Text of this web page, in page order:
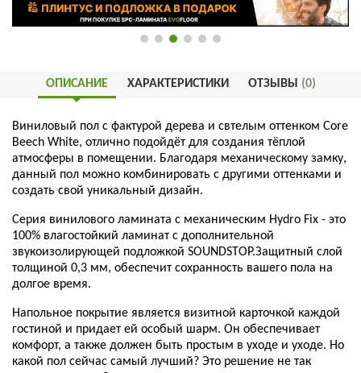
ОПИСАНИЕ ХАРАКТЕРИСТИКИ ОТЗЫВЫ (0)
Виниловый пол c фактурой дерева и свтелым оттенком Core
Beech White, отлично подойдёт для создания тёплой
атмосферы в помещении. Благодаря механическому замку,
данный пол можно комбинировать с другими оттенками и
создать свой уникальный дизайн.
Серия винилового ламината с механическим Hydro Fix - это
100% влагостойкий ламинат с дополнительной
звукоизолирующей подложкой SOUNDSTOP.Защитный слой
толщиной 0,3 мм, обеспечит сохранность вашего пола на
долгое время.
Напольное покрытие является визитной карточкой каждой
гостиной и придает ей особый шарм. Он обеспечивает
комфорт, а также должен быть простым в уходе и уходе. Но
какой пол сейчас самый лучший? Это решение не так